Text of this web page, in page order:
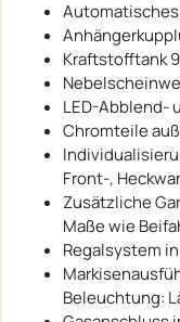
Automatisches
Kraftstofftank
LED-Abblend-
Chromteile
Front-,
Zusätzliche
Maße wie
Regalsystem
Beleuchtung: